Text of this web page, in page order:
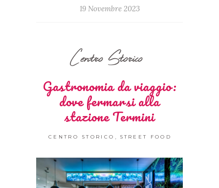
19 Novembre 2023
Centro Storico
Gastronomia da viaggio:
dove fermarsi alla
stazione Termini
CENTRO STORICO STREET FOOD